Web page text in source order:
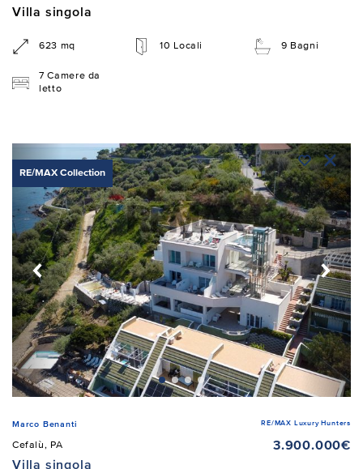
Villa singola
623 mq 10 Locali 9 Bagni
7 Camere da
letto
RE/MAX Collection
Marco Benanti RE/MAX Luxury Hunters
Cefalù, PA
3.900.000€
Villa singola